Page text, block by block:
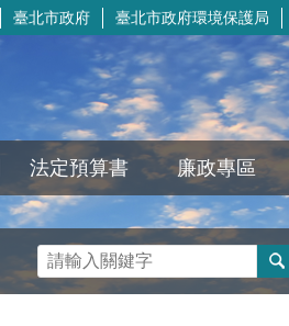
臺北市政府 臺北市政府環境保護局
法定預算書 廉政專區